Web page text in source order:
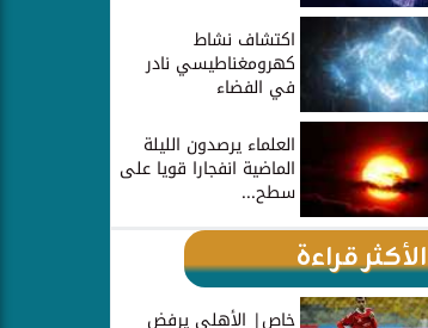
اكتشاف نشاط
كهرومغناطيسي نادر
في الفضاء
العلماء يرصدون الليلة
الماضية انفجارا قويا على
سطح...
الأكثر قراءة
خاص| الأهلي يرفض